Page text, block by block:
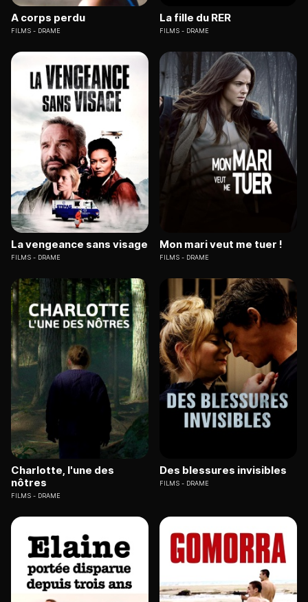
A corps perdu
FILMS DRAME
La fille du RER
FILMS DRAME
La vengeance sans visage
FILMS DRAME
Mon mari veut me tuer !
FILMS DRAME
Charlotte, l'une des
nôtres
FILMS DRAME
Des blessures invisibles
FILMS DRAME